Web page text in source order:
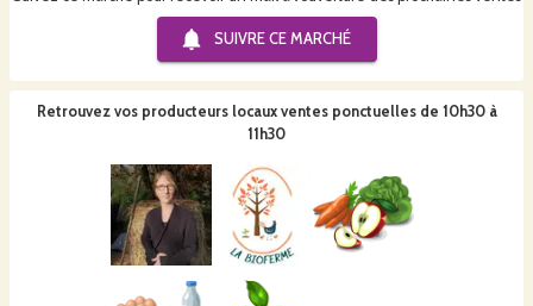
SUIVRE CE MARCHÉ
Retrouvez vos producteurs locaux ventes ponctuelles de 10h30 à
11h30